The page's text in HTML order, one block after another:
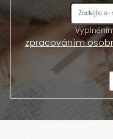
zpracováním